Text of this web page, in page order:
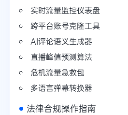
实时流量监控仪表盘
跨平台账号克隆工具
AI评论语义生成器
直播峰值预测算法
危机流量急救包
多语言弹幕转换器
法律合规操作指南